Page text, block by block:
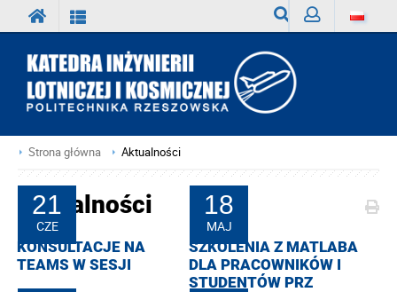
Strona główna Aktualności
Aktualności
21
CZE
KONSULTACJE NA
TEAMS W SESJI
18
MAJ
SZKOLENIA Z MATLABA
DLA PRACOWNIKÓW I
STUDENTÓW PRZ